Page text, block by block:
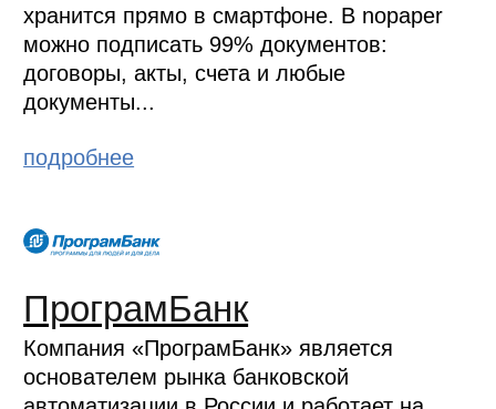
хранится прямо в смартфоне. В nopaper
можно подписать 99% документов:
договоры, акты, счета и любые
документы...
подробнее
ПрограмБанк
Компания «ПрограмБанк» является
основателем рынка банковской